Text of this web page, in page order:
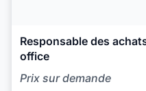
Responsable des
office
Prix sur demande